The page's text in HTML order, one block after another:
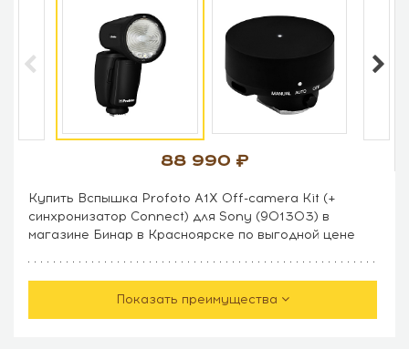
88 990
Купить Вспышка Profoto A1X Off-camera Kit (+
синхронизатор Connect) для Sony (901303) в
магазине Бинар в Красноярске по выгодной цене
Показать преимущества